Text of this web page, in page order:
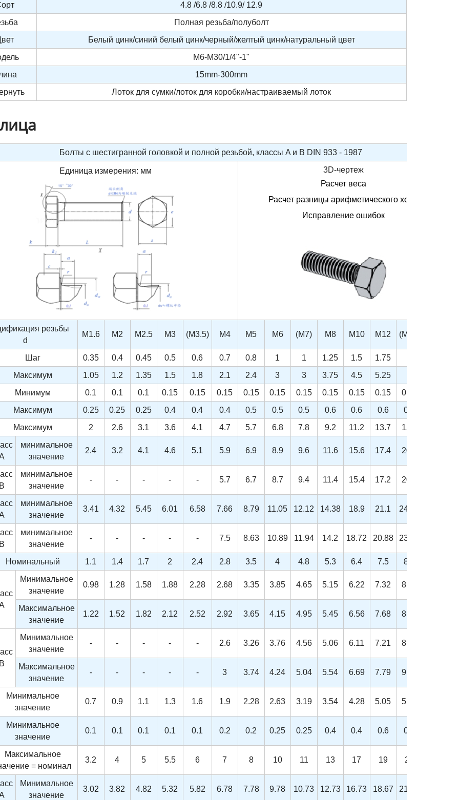
4.8 /6.8 /8.8 /10.9/ 12.9
Полная резьба/полуболт
Белый цинк/синий белый цинк/черный/желтый цинк/натуральный цвет
M6-M30/1/4"-1"
15mm-300mm
Лоток для сумки/лоток для коробки/настраиваемый лоток
Болты с шестигранной головкой и полной резьбой, классы A и B DIN 933 - 1987
Единица измерения: мм
3D-чертеж
Расчет веса
Расчет разницы арифметического хода
Исправление ошибок
резьбы
d
M1.6 M2 M2.5 M3 (M3.5) M4 M5 M6 (M7) M8 M10 M12 (M14)
Шаг 0.35 0.4 0.45 0.5 0.6 0.7 0.8 1 1 1.25 1.5 1.75
Максимум 1.05 1.2 1.35 1.5 1.8 2.1 2.4 3 3 3.75 4.5 5.25
Минимум 0.1 0.1 0.1 0.15 0.15 0.15 0.15 0.15 0.15 0.15 0.15 0.15 0.15
Максимум
0.25 0.25 0.25 0.4 0.4 0.4 0.5 0.5 0.5 0.6 0.6 0.6 0.6
Максимум 2 2.6 3.1 3.6 4.1 4.7 5.7 6.8 7.8 9.2 11.2 13.7 15.7
минимальное
значение
2.4 3.2 4.1 4.6 5.1 5.9 6.9 8.9 9.6 11.6 15.6 17.4 20.5
B
минимальное
значение
- - - - - 5.7 6.7 8.7 9.4 11.4 15.4 17.2 20.1
минимальное
значение
3.41 4.32 5.45 6.01 6.58 7.66 8.79 11.05 12.12 14.38 18.9 21.1 24.49
B
минимальное
значение
- - - - - 7.5 8.63 10.89 11.94 14.2 18.72 20.88 23.91
Номинальный 1.1 1.4 1.7 2 2.4 2.8 3.5 4 4.8 5.3 6.4 7.5 8.8
Минимальное
значение
0.98 1.28 1.58 1.88 2.28 2.68 3.35 3.85 4.65 5.15 6.22 7.32 8.62
Максимальное
значение
1.22 1.52 1.82 2.12 2.52 2.92 3.65 4.15 4.95 5.45 6.56 7.68 8.98
B
Минимальное
значение
- - - - - 2.6 3.26 3.76 4.56 5.06 6.11 7.21 8.51
Максимальное
значение
- - - - - 3 3.74 4.24 5.04 5.54 6.69 7.79 9.09
Минимальное
значение
0.7 0.9 1.1 1.3 1.6 1.9 2.28 2.63 3.19 3.54 4.28 5.05 5.96
Минимальное
значение
0.1 0.1 0.1 0.1 0.1 0.2 0.2 0.25 0.25 0.4 0.4 0.6 0.6
Максимальное
= номинал
3.2 4 5 5.5 6 7 8 10 11 13 17 19 22
Минимальное
значение
3.02 3.82 4.82 5.32 5.82 6.78 7.78 9.78 10.73 12.73 16.73 18.67 21.67